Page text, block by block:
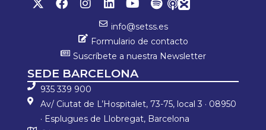
info@setss.es
Formulario de contacto
Suscríbete a nuestra Newsletter
SEDE BARCELONA
935 339 900
Av/ Ciutat de L’Hospitalet, 73-75, local 3 · 08950
· Esplugues de Llobregat, Barcelona